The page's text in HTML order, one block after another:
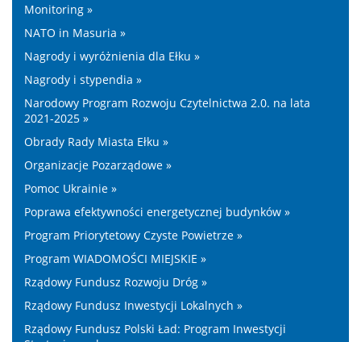
Monitoring »
NATO in Masuria »
Nagrody i wyróżnienia dla Ełku »
Nagrody i stypendia »
Narodowy Program Rozwoju Czytelnictwa 2.0. na lata
2021-2025 »
Obrady Rady Miasta Ełku »
Organizacje Pozarządowe »
Pomoc Ukrainie »
Poprawa efektywności energetycznej budynków »
Program Priorytetowy Czyste Powietrze »
Program WIADOMOŚCI MIEJSKIE »
Rządowy Fundusz Rozwoju Dróg »
Rządowy Fundusz Inwestycji Lokalnych »
Rządowy Fundusz Polski Ład: Program Inwestycji